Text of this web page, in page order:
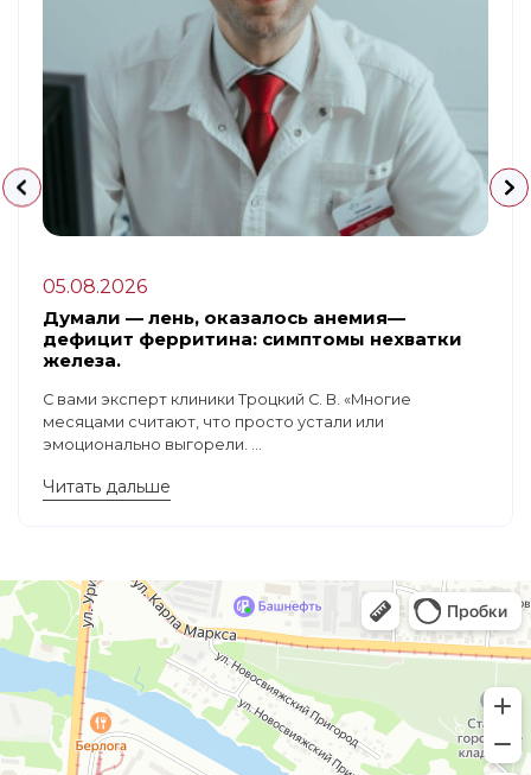
05.08.2026
Думали — лень, оказалось анемия—
дефицит ферритина: симптомы нехватки
железа.
С вами эксперт клиники Троцкий С. В. «Многие
месяцами считают, что просто устали или
эмоционально выгорели. ...
Читать дальше